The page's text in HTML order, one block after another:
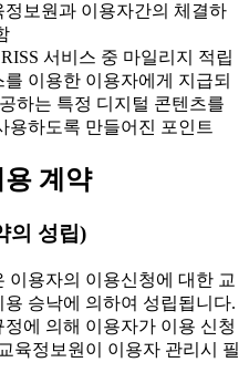
정보원과 이용자간의 체결하
서비스 중 마일리지 적립
이용한 이용자에게 지급되
하는 특정 디지털 콘텐츠를
용하도록 만들어진 포인트
계약
의 성립)
용자의 이용신청에 대한 교
용 승낙에 의하여 성립됩니다.
에 의해 이용자가 이용 신청
육정보원이 이용자 관리시 필